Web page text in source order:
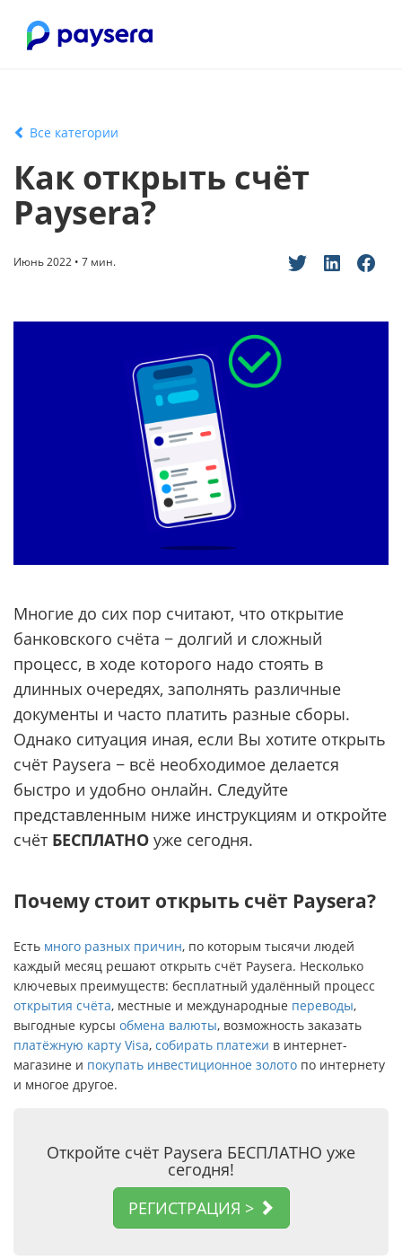
Все категории
Как открыть счёт
Paysera?
Июнь 2022 • 7 мин.
Многие до сих пор считают, что открытие
банковского счёта − долгий и сложный
процесс, в ходе которого надо стоять в
длинных очередях, заполнять различные
документы и часто платить разные сборы.
Однако ситуация иная, если Вы хотите открыть
счёт Paysera − всё необходимое делается
быстро и удобно онлайн. Следуйте
представленным ниже инструкциям и откройте
счёт БЕСПЛАТНО уже сегодня.
Почему стоит открыть счёт Paysera?
Есть много разных причин, по которым тысячи людей
каждый месяц решают открыть счёт Paysera. Несколько
ключевых преимуществ: бесплатный удалённый процесс
открытия счёта, местные и международные переводы,
выгодные курсы обмена валюты, возможность заказать
платёжную карту Visa, собирать платежи в интернет-
магазине и покупать инвестиционное золото по интернету
и многое другое.
Откройте счёт Paysera БЕСПЛАТНО уже
сегодня!
РЕГИСТРАЦИЯ >